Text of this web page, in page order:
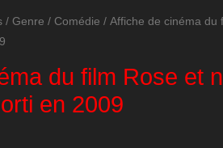
/ Genre / Comédie / Affiche de cinéma du
du film Rose et
en 2009